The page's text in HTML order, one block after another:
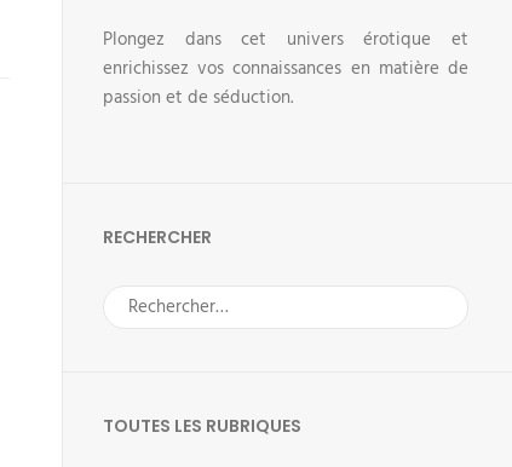
Plongez dans cet univers érotique et
enrichissez vos connaissances en matière de
passion et de séduction.
RECHERCHER
Rechercher :
TOUTES LES RUBRIQUES